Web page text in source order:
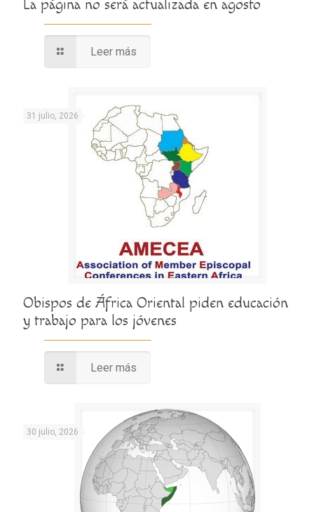
La página no será actualizada en agosto
Leer más
31 julio, 2026
Obispos de África Oriental piden educación
y trabajo para los jóvenes
Leer más
30 julio, 2026